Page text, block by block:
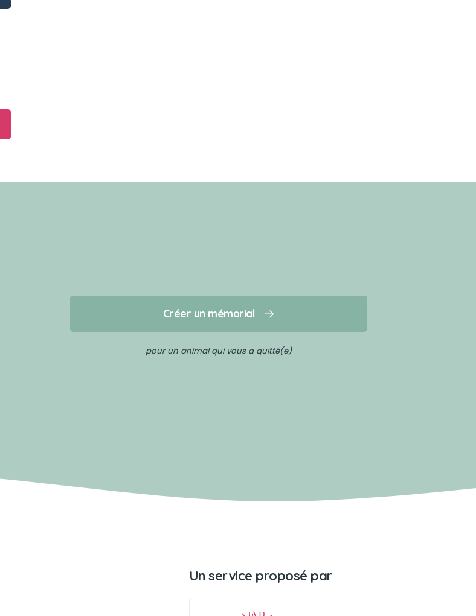
Créer un mémorial
pour un animal qui vous a quitté(e)
Un service proposé par